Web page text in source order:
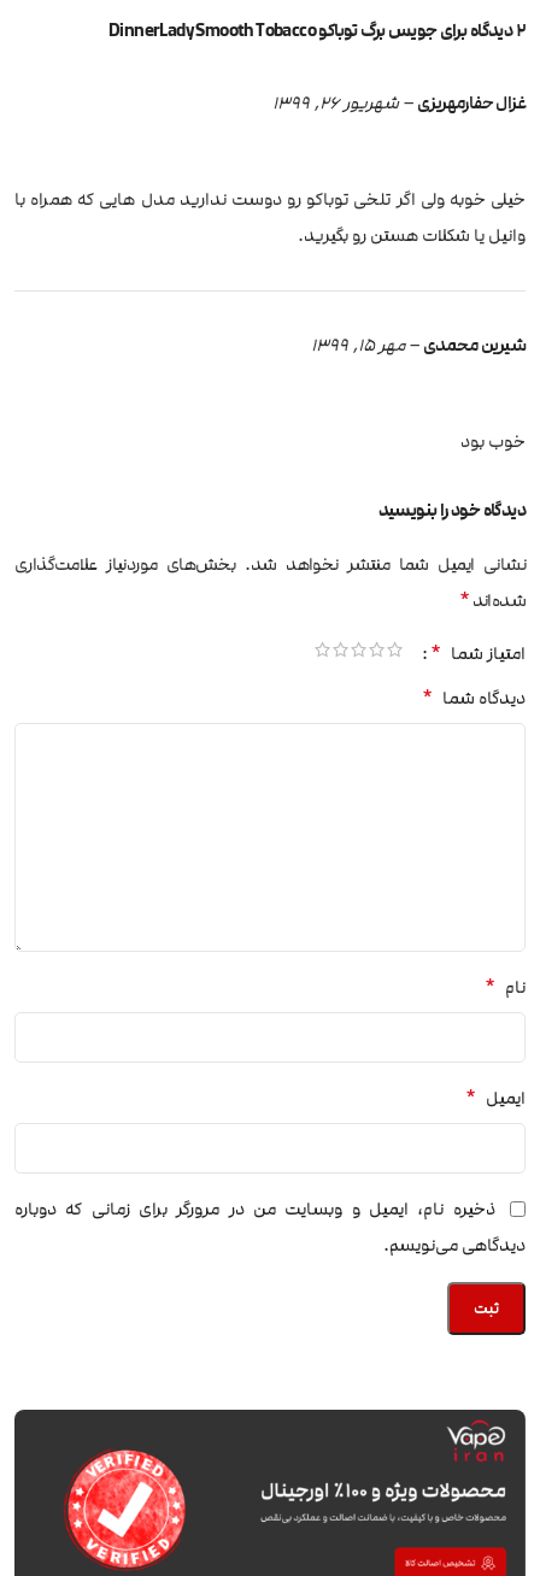
2 دیدگاه برای جویس برگ توباکو DinnerLady Smooth Tobacco
غزال حفارمهریزی–شهریور 26, 1399
خیلی خوبه ولی اگر تلخی توباکو رو دوست ندارید مدل هایی که همراه با
وانیل یا شکلات هستن رو بگیرید.
شیرین محمدی– مهر 15, 1399
خوب بود
دیدگاه خود را بنویسید
نشانی ایمیل شما منتشر نخواهد شد. بخش‌های موردنیاز علامت‌گذاری
شده‌اند*
امتیاز شما *
دیدگاه شما *
نام *
ایمیل *
ذخیره نام، ایمیل و وبسایت من در مرورگر برای زمانی که دوباره
دیدگاهی می‌نویسم.